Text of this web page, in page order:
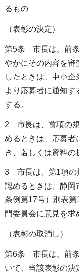
るもの
（表彰の決定）
第5条 市長は、前
やかにその内容を審
したときは、中小
より応募者に通知す
する。
2 市長は、前項の
めるときは、応募者
き、若しくは資料の
3 市長は、第1項の
認めるときは、静岡
条例第17号）別表
門委員会に意見を求
（表彰の取消し）
第6条 市長は、前
いて、当該表彰の決